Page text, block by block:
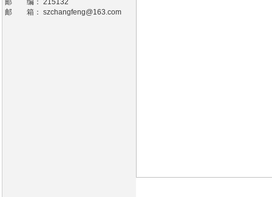
邮 编： 215132
邮 箱： szchangfeng@163.com